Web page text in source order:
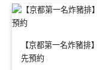
【京都第一名炸豬排
先預約